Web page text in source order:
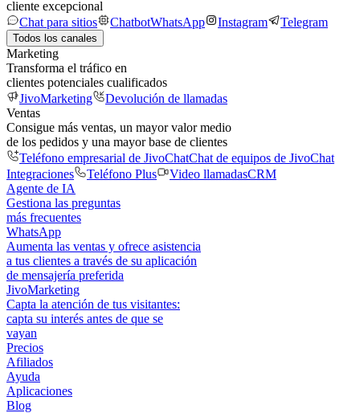
cliente excepcional
Chat para sitios
ChatbotWhatsApp Instagram Telegram
Todos los canales
Marketing
Transforma el tráfico en
clientes potenciales cualificados
JivoMarketing
Devolución de llamadas
Ventas
Consigue más ventas, un mayor valor medio
de los pedidos y una mayor base de clientes
Teléfono empresarial de JivoChatChat de equipos de JivoChat
Integraciones
Teléfono Plus Video llamadasCRM
Agente de IA
Gestiona las preguntas
más frecuentes
WhatsApp
Aumenta las ventas y ofrece asistencia
a tus clientes a través de su aplicación
de mensajería preferida
JivoMarketing
Capta la atención de tus visitantes:
capta su interés antes de que se
vayan
Precios
Afiliados
Ayuda
Aplicaciones
Blog